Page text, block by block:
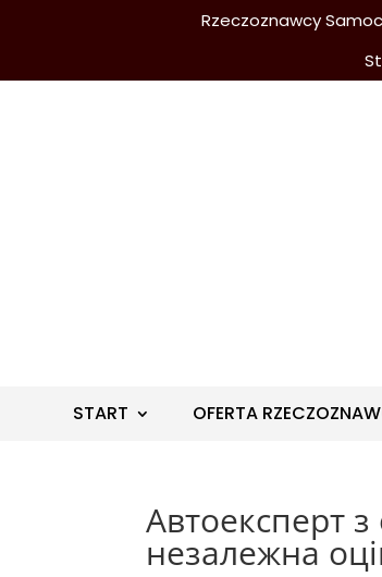
Rzeczoznawcy
START OFERTA
Автоексперт
незалежна